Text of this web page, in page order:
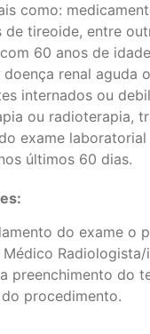
como:
de tireoide, entre
60 anos de
renal aguda
internados ou
ou radioterapia,
exame
últimos 60 dias.
do exame o
preenchimento do
procedimento.